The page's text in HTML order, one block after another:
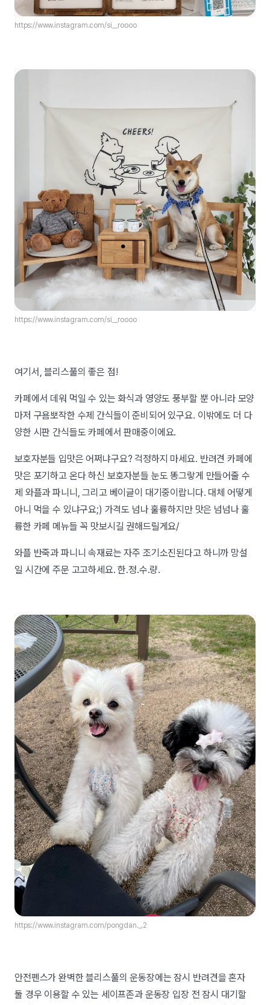
https://www.instagram.com/si__roooo
https://www.instagram.com/si__roooo
여기서, 블리스풀의 좋은 점!
카페에서 데워 먹일 수 있는 화식과 영양도 풍부할 뿐 아니라 모양
마저 구욤뽀작한 수제 간식들이 준비되어 있구요. 이밖에도 더 다
양한 시판 간식들도 카페에서 판매중이에요.
보호자분들 입맛은 어쩌냐구요? 걱정하지 마세요. 반려견 카페에
맛은 포기하고 온다 하신 보호자분들 눈도 똥그랗게 만들어줄 수
제 와플과 파니니, 그리고 베이글이 대기중이랍니다. 대체 어떻게
아니 먹을 수 있냐구요;) 가격도 넘나 훌륭하지만 맛은 넘넘나 훌
륭한 카페 메뉴들 꼭 맛보시길 권해드릴게요/
와플 반죽과 파니니 속재료는 자주 조기소진된다고 하니까 망설
일 시간에 주문 고고하세요. 한.정.수.량.
https://www.instagram.com/pongdan._.2
안전펜스가 완벽한 블리스풀의 운동장에는 잠시 반려견을 혼자
둘 경우 이용할 수 있는 세이프존과 운동장 입장 전 잠시 대기할